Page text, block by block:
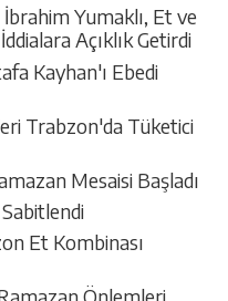
Yumaklı, Et ve
Açıklık Getirdi
Kayhan'ı Ebedi
Trabzon'da Tüketici
Mesaisi Başladı
Et Kombinası